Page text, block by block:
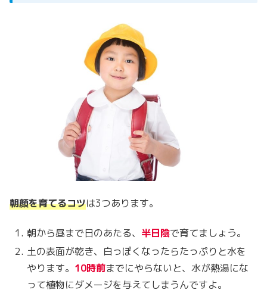
朝顔を育てるコツは3つあります。
朝から昼まで日のあたる、 半日陰で育てましょう。
土の表面が乾き、白っぽくなったらたっぷりと水を
やります。 10時前までにやらないと、水が熱湯にな
って植物にダメージを与えてしまうんですよ。